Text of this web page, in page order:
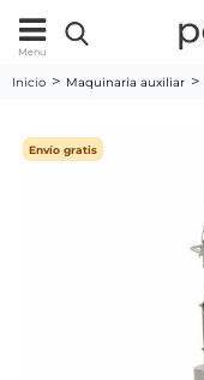
Menu
Inicio Maquinaria auxiliar
Envío gratis